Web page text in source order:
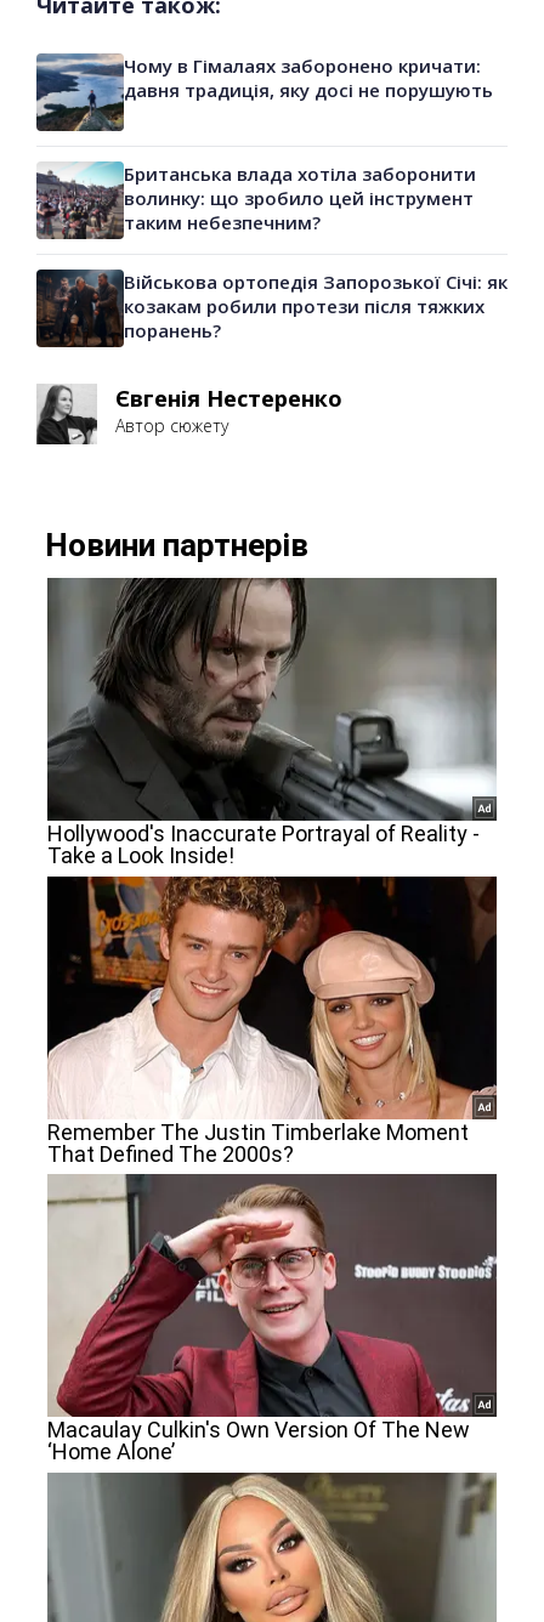
Чому в Гімалаях заборонено кричати:
давня традиція, яку досі не порушують
Британська влада хотіла заборонити
волинку: що зробило цей інструмент
таким небезпечним?
Військова ортопедія Запорозької Січі: як
козакам робили протези після тяжких
поранень?
Євгенія Нестеренко
Автор сюжету